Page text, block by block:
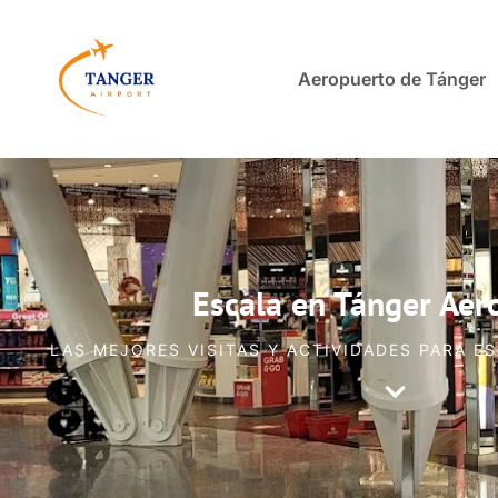
Aeropuerto de Tánger
Escala en Tánger
LAS MEJORES VISITAS Y ACTIVIDADES PARA